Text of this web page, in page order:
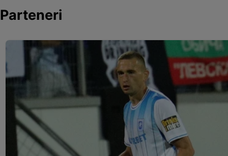
Parteneri